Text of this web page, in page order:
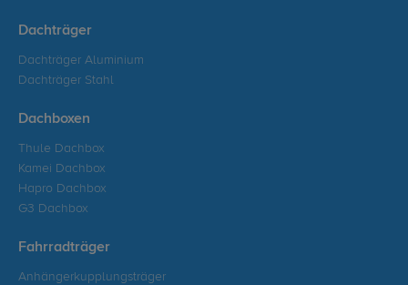
Dachträger
Dachträger Aluminium
Dachträger Stahl
Dachboxen
Thule Dachbox
Kamei Dachbox
Hapro Dachbox
G3 Dachbox
Fahrradträger
Anhängerkupplungsträger